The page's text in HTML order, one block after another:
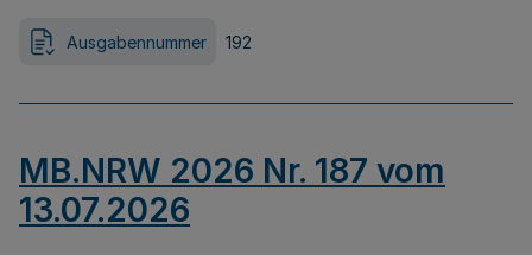
Ausgabennummer 192
MB.NRW 2026 Nr. 187 vom
13.07.2026